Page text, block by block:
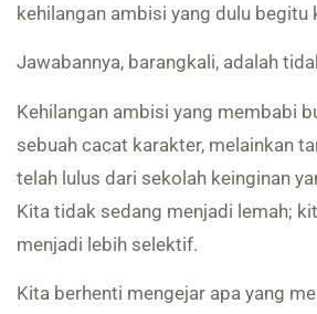
kehilangan ambisi yang dulu begitu
Jawabannya, barangkali, adalah
Kehilangan ambisi yang membabi
sebuah cacat karakter, melainkan
telah lulus dari sekolah keinginan
Kita tidak sedang menjadi lemah;
menjadi lebih selektif.
Kita berhenti mengejar apa yang